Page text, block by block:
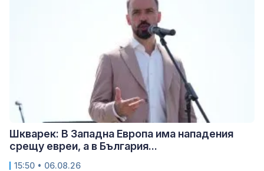
Шкварек: В Западна Европа има нападения
срещу евреи, а в България...
15:50 • 06.08.26